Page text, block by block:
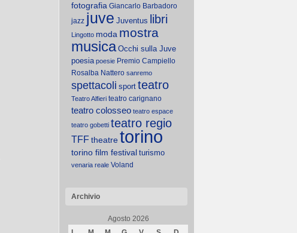
fotografia Giancarlo Barbadoro
jazz juve Juventus libri
Lingotto moda mostra
musica Occhi sulla Juve
poesia poesie Premio Campiello
Rosalba Nattero sanremo
spettacoli sport teatro
Teatro Alfieri teatro carignano
teatro colosseo teatro espace
teatro gobetti teatro regio
TFFtheatretorino
torino film festival turismo
venaria reale Voland
Archivio
Agosto 2026